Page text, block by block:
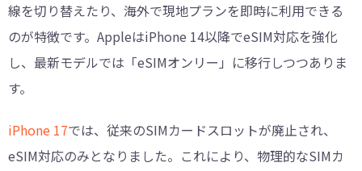
線を切り替えたり、海外で現地プランを即時に利用できる
のが特徴です。AppleはiPhone 14以降でeSIM対応を強化
し、最新モデルでは「eSIMオンリー」に移行しつつありま
す。
iPhone 17では、従来のSIMカードスロットが廃止され、
eSIM対応のみとなりました。これにより、物理的なSIMカ